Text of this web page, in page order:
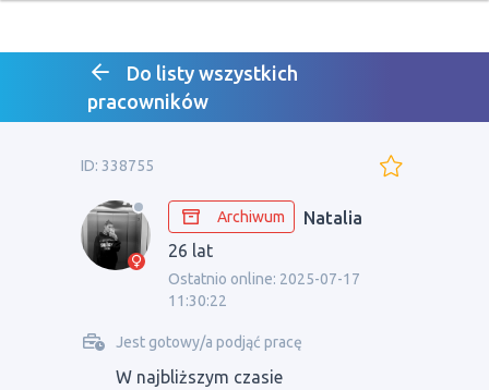
Do listy wszystkich
pracowników
ID: 338755
Archiwum
Natalia
26 lat
Ostatnio online: 2025-07-17
11:30:22
Jest gotowy/a podjąć pracę
W najbliższym czasie